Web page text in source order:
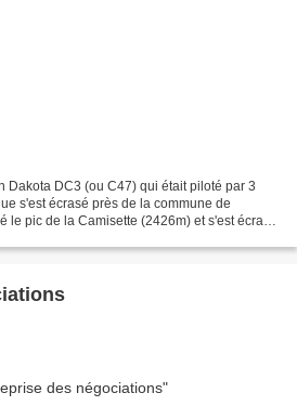
Dakota DC3 (ou C47) qui était piloté par 3
s'est écrasé près de la commune de
le pic de la Camisette (2426m) et s'est écrasé